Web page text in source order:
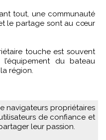
tout, une communauté
le partage sont au cœur
touche est souvent
du bateau
région.
de confiance et
leur passion.